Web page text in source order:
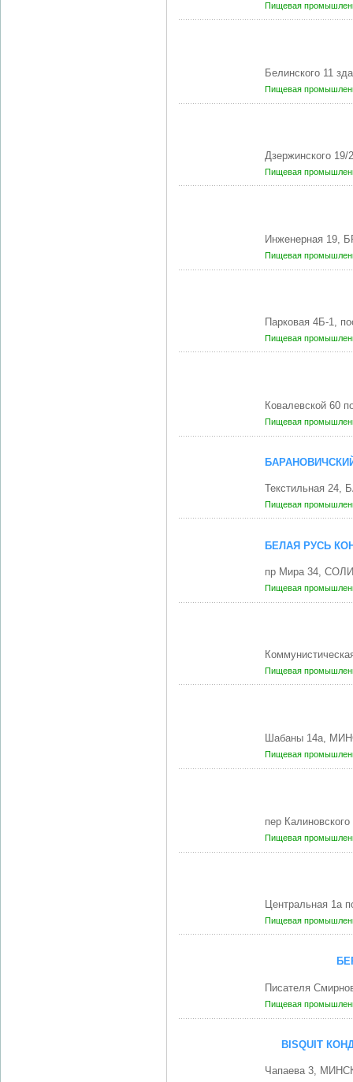
Пищевая
Белинского 11
Пищевая
Дзержинского
Пищевая
Инженерная 19,
Пищевая
Парковая 4Б-1,
Пищевая
Ковалевской 60
Пищевая
Текстильная
Пищевая
БЕЛАЯ РУСЬ
пр Мира 34,
Пищевая
Пищевая
Шабаны 14а,
Пищевая
пер
Пищевая
Центральная 1а
Пищевая
Писателя
Пищевая
BISQUIT
Чапаева 3,